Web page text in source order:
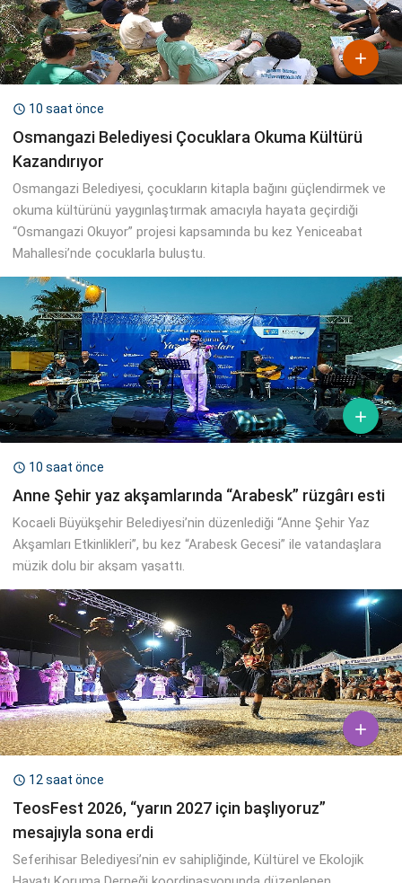

 10 saat önce
Osmangazi Belediyesi Çocuklara Okuma Kültürü
Kazandırıyor
Osmangazi Belediyesi, çocukların kitapla bağını güçlendirmek ve
okuma kültürünü yaygınlaştırmak amacıyla hayata geçirdiği
“Osmangazi Okuyor” projesi kapsamında bu kez Yeniceabat
Mahallesi’nde çocuklarla buluştu.

 10 saat önce
Anne Şehir yaz akşamlarında “Arabesk” rüzgârı esti
Kocaeli Büyükşehir Belediyesi’nin düzenlediği “Anne Şehir Yaz
Akşamları Etkinlikleri”, bu kez “Arabesk Gecesi” ile vatandaşlara
müzik dolu bir akşam yaşattı.

 12 saat önce
TeosFest 2026, “yarın 2027 için başlıyoruz”
mesajıyla sona erdi
Seferihisar Belediyesi’nin ev sahipliğinde, Kültürel ve Ekolojik